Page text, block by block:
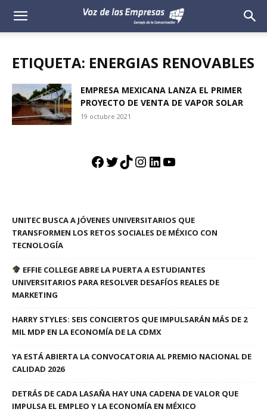
Voz
Empresas
ETIQUETA: ENERGIAS RENOVABLES
EMPRESA MEXICANA LANZA EL PRIMER
PROYECTO DE VENTA DE VAPOR SOLAR
19 octubre 2021
Facebook
Twitter
TikTok
Instagram
LinkedIn
YouTube
UNITEC BUSCA A JÓVENES UNIVERSITARIOS QUE
TRANSFORMEN LOS RETOS SOCIALES DE MÉXICO CON
TECNOLOGÍA
EFFIE COLLEGE ABRE LA PUERTA A ESTUDIANTES
UNIVERSITARIOS PARA RESOLVER DESAFÍOS REALES DE
MARKETING
HARRY STYLES: SEIS CONCIERTOS QUE IMPULSARÁN MÁS DE 2
MIL MDP EN LA ECONOMÍA DE LA CDMX
YA ESTÁ ABIERTA LA CONVOCATORIA AL PREMIO NACIONAL DE
CALIDAD 2026
DETRÁS DE CADA LASAÑA HAY UNA CADENA DE VALOR QUE
IMPULSA EL EMPLEO Y LA ECONOMÍA EN MÉXICO